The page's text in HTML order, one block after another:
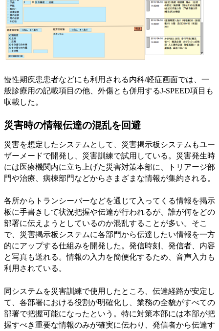
慢性期疾患患者などにも利用される内科/軽症画面では、一
般診療用の記載項目の他、外傷とも併用するJ-SPEED項目も
収載した。
災害時の情報伝達の混乱を回避
災害を想定したシステムとして、災害掲示板システムもユー
ザーメードで開発し、災害訓練で試用している。災害発生時
には医療機関内に立ち上げた災害対策本部に、トリアージ部
門や治療、病棟部門などからさまざまな情報が集約される。
各所からトランシーバーなどを通じて入ってくる情報を掲示
板に手書きして状況把握や伝達が行われるが、誰が何をどの
部署に伝えようとしているのか混乱することが多い。そこ
で、災害掲示板システムに各部門から伝達したい情報を一方
的にアップする仕組みを開発した。発信時刻、発信者、内容
と写真も送れる。情報の入力を簡便化するため、音声入力も
利用されている。
同システムを災害訓練で使用したところ、伝達経路が安定し
て、各部署における役割が明確化し、業務の全貌がすべての
部署で把握可能になったという。特に対策本部には本部が把
握すべき重要な情報のみが確実に伝わり、発信者から伝達す